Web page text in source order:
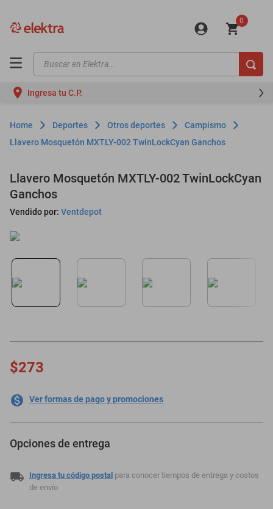
0
Buscar en Elektra...
Ingresa tu C.P.
Deportes Otros deportes
Campismo
Llavero Mosquetón MXTLY-002 TwinLockCyan Ganchos
Llavero Mosquetón MXTLY-002 TwinLockCyan
Ganchos
Vendido por: Ventdepot
$273
Ver formas de pago y promociones
Opciones de entrega
Ingresa tu código postal para conocer tiempos de entrega y costos
de envío
motos
moto
celulares
refrigeradores
lavadoras